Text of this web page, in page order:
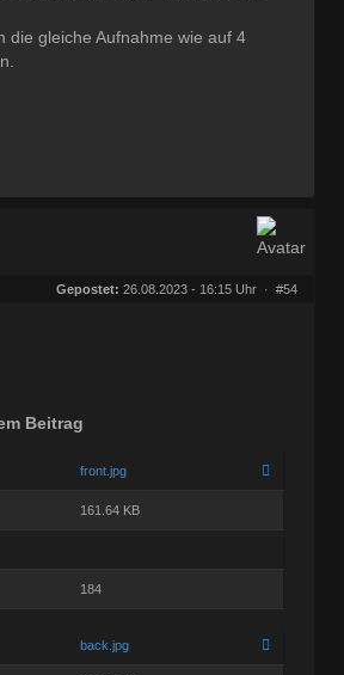
die gleiche Aufnahme wie auf 4
Gepostet: 26.08.2023 - 16:15 Uhr · #54
Beitrag
front.jpg
161.64 KB
184
back.jpg